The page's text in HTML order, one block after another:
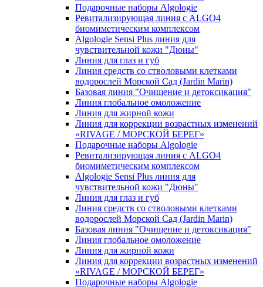
Подарочные наборы Algologie
Ревитализирующая линия с ALGO4
биомиметическим комплексом
Algologie Sensi Plus линия для
чувcтвительной кожи "Дюны"
Линия для глаз и губ
Линия средств со стволовыми клетками
водорослей Морской Сад (Jardin Marin)
Базовая линия "Очищение и детоксикация"
Линия глобальное омоложение
Линия для жирной кожи
Линия для коррекции возрастных изменений
«RIVAGE / МОРСКОЙ БЕРЕГ»
Подарочные наборы Algologie
Ревитализирующая линия с ALGO4
биомиметическим комплексом
Algologie Sensi Plus линия для
чувcтвительной кожи "Дюны"
Линия для глаз и губ
Линия средств со стволовыми клетками
водорослей Морской Сад (Jardin Marin)
Базовая линия "Очищение и детоксикация"
Линия глобальное омоложение
Линия для жирной кожи
Линия для коррекции возрастных изменений
«RIVAGE / МОРСКОЙ БЕРЕГ»
Подарочные наборы Algologie